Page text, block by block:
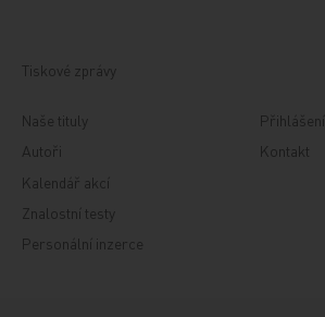
Tiskové zprávy
Naše tituly
Autoři
Kalendář akcí
Znalostní testy
Personální inzerce
Přihlášení
Kontakt